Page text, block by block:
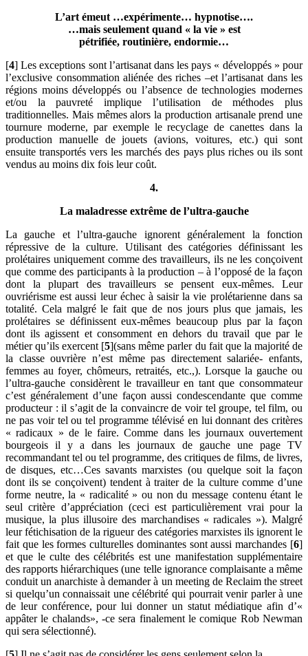
L’art émeut …expérimente… hypnotise….
…mais seulement quand « la vie » est
pétrifiée, routinière, endormie…
[4] Les exceptions sont l’artisanat dans les pays « développés » pour
l’exclusive consommation aliénée des riches –et l’artisanat dans les
régions moins développés ou l’absence de technologies modernes
et/ou la pauvreté implique l’utilisation de méthodes plus
traditionnelles. Mais mêmes alors la production artisanale prend une
tournure moderne, par exemple le recyclage de canettes dans la
production manuelle de jouets (avions, voitures, etc.) qui sont
ensuite transportés vers les marchés des pays plus riches ou ils sont
vendus au moins dix fois leur coût.
4.
La maladresse extrême de l’ultra-gauche
La gauche et l’ultra-gauche ignorent généralement la fonction
répressive de la culture. Utilisant des catégories définissant les
prolétaires uniquement comme des travailleurs, ils ne les conçoivent
que comme des participants à la production – à l’opposé de la façon
dont la plupart des travailleurs se pensent eux-mêmes. Leur
ouvriérisme est aussi leur échec à saisir la vie prolétarienne dans sa
totalité. Cela malgré le fait que de nos jours plus que jamais, les
prolétaires se définissent eux-mêmes beaucoup plus par la façon
dont ils agissent et consomment en dehors du travail que par le
métier qu’ils exercent [5](sans même parler du fait que la majorité de
la classe ouvrière n’est même pas directement salariée- enfants,
femmes au foyer, chômeurs, retraités, etc.,). Lorsque la gauche ou
l’ultra-gauche considèrent le travailleur en tant que consommateur
c’est généralement d’une façon aussi condescendante que comme
producteur : il s’agit de la convaincre de voir tel groupe, tel film, ou
ne pas voir tel ou tel programme télévisé en lui donnant des critères
« radicaux » de le faire. Comme dans les journaux ouvertement
bourgeois il y a dans les journaux de gauche une page TV
recommandant tel ou tel programme, des critiques de films, de livres,
de disques, etc…Ces savants marxistes (ou quelque soit la façon
dont ils se conçoivent) tendent à traiter de la culture comme d’une
forme neutre, la « radicalité » ou non du message contenu étant le
seul critère d’appréciation (ceci est particulièrement vrai pour la
musique, la plus illusoire des marchandises « radicales »). Malgré
leur fétichisation de la rigueur des catégories marxistes ils ignorent le
fait que les formes culturelles dominantes sont aussi marchandes [6]
et que le culte des célébrités est une manifestation supplémentaire
des rapports hiérarchiques (une telle ignorance complaisante a même
conduit un anarchiste à demander à un meeting de Reclaim the street
si quelqu’un connaissait une célébrité qui pourrait venir parler à une
de leur conférence, pour lui donner un statut médiatique afin d’«
appâter le chalands», -ce sera finalement le comique Rob Newman
qui sera sélectionné).